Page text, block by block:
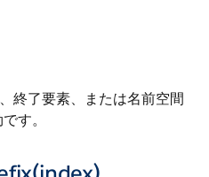
終了要素、または名前空間
す。